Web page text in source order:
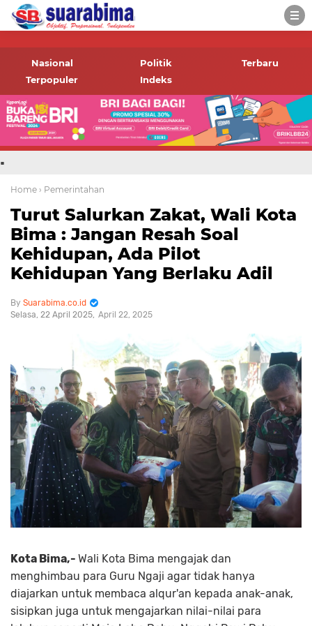
-->
informasi terbaru tentang
Bima dan daerah sekitar
Nasional Politik
Terbaru
Terpopuler
Indeks
.
Home › Pemerintahan
Turut Salurkan Zakat, Wali Kota
Bima : Jangan Resah Soal
Kehidupan, Ada Pilot
Kehidupan Yang Berlaku Adil
Suarabima.co.id
Selasa, 22 April 2025 April 22, 2025
Kota Bima,- Wali Kota Bima mengajak dan
menghimbau para Guru Ngaji agar tidak hanya
diajarkan untuk membaca alqur'an kepada anak-anak,
sisipkan juga untuk mengajarkan nilai-nilai para